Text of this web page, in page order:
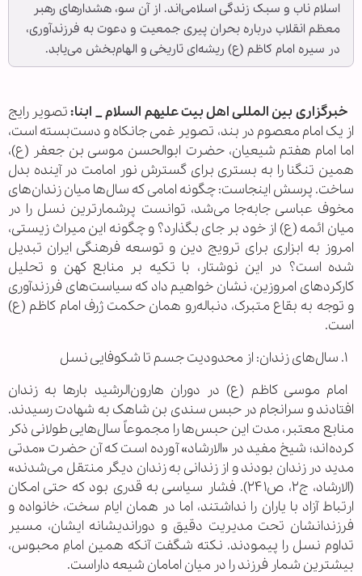
اسلام ناب و سبک زندگی اسلامی‌اند. از آن سو، هشدارهای رهبر
معظم انقلاب درباره بحران پیری جمعیت و دعوت به فرزندآوری،
در سیره امام کاظم (ع) ریشه‌ای تاریخی و الهام‌بخش می‌یابد.
خبرگزاری بین المللی اهل بیت علیهم السلام _ ابنا:تصویر رایج
از یک امام معصوم در بند، تصویر غمی جانکاه و دست‌بسته است،
اما امام هفتم شیعیان، حضرت ابوالحسن موسی بن جعفر (ع)،
همین تنگنا را به بستری برای گسترش نور امامت در آینده بدل
ساخت. پرسش اینجاست: چگونه امامی که سال‌ها میان زندان‌های
مخوف عباسی جابه‌جا می‌شد، توانست پرشمارترین نسل را در
میان ائمه (ع) از خود بر جای بگذارد؟ و چگونه این میراث زیستی،
امروز به ابزاری برای ترویج دین و توسعه فرهنگی ایران تبدیل
شده است؟ در این نوشتار، با تکیه بر منابع کهن و تحلیل
کارکردهای امروزین، نشان خواهیم داد که سیاست‌های فرزندآوری
و توجه به بقاع متبرک، دنباله‌رو همان حکمت ژرف امام کاظم (ع)
است.
امام موسی کاظم (ع) در دوران هارون‌الرشید بارها به زندان
افتادند و سرانجام در حبس سندی بن شاهک به شهادت رسیدند.
منابع معتبر، مدت این حبس‌ها را مجموعاً سال‌هایی طولانی ذکر
کرده‌اند؛ شیخ مفید در «الارشاد» آورده است که آن حضرت «مدتی
مدید در زندان بودند و از زندانی به زندان دیگر منتقل می‌شدند»
(الارشاد، ج۲، ص۲۴۱). فشار سیاسی به قدری بود که حتی امکان
ارتباط آزاد با یاران را نداشتند، اما در همان ایام سخت، خانواده و
فرزندانشان تحت مدیریت دقیق و دوراندیشانه ایشان، مسیر
تداوم نسل را پیمودند. نکته شگفت آنکه همین امامِ محبوس،
بیشترین شمار فرزند را در میان امامان شیعه داراست.